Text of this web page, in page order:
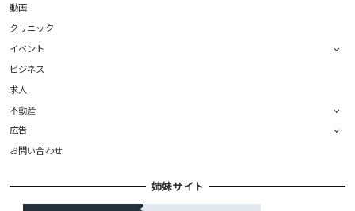
動画
クリニック
イベント
ビジネス
求人
不動産
広告
お問い合わせ
姉妹サイト